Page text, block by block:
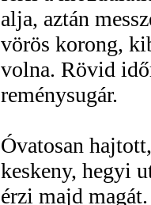
alja, aztán
vörös korong,
volna. Rövid
reménysugár.
Óvatosan
keskeny, hegyi
érzi majd